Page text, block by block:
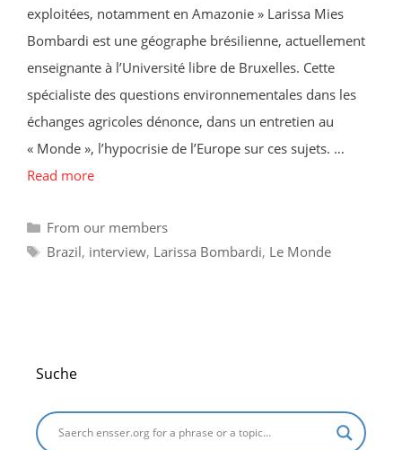
exploitées, notamment en Amazonie » Larissa Mies
Bombardi est une géographe brésilienne, actuellement
enseignante à l’Université libre de Bruxelles. Cette
spécialiste des questions environnementales dans les
échanges agricoles dénonce, dans un entretien au
« Monde », l’hypocrisie de l’Europe sur ces sujets. …
Read more
Categories
From our members
Tags
Brazil, interview, Larissa Bombardi, Le Monde
Suche